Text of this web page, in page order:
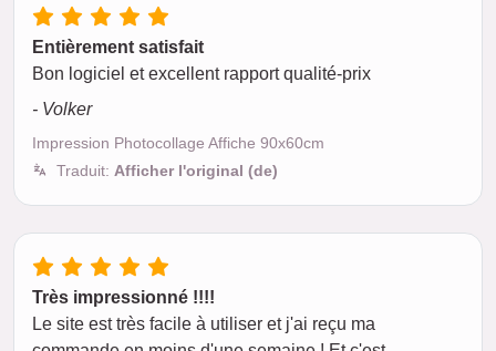
Entièrement satisfait
Bon logiciel et excellent rapport qualité-prix
- Volker
Impression Photocollage Affiche 90x60cm
Traduit: Afficher l'original (de)
Très impressionné !!!!
Le site est très facile à utiliser et j'ai reçu ma